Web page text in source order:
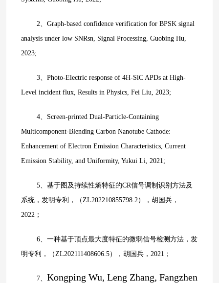
2、Graph-based confidence verification for BPSK signal
analysis under low SNRsn, Signal Processing, Guobing Hu,
2023;
3、Photo-Electric response of 4H-SiC APDs at High-
Level incident flux, Results in Physics, Fei Liu, 2023;
4、 Screen-printed Dual-Particle-Containing
Multicomponent-Blending Carbon Nanotube Cathode:
Enhancement of Electron Emission Characteristics, Current
Emission Stability, and Uniformity, Yukui Li, 2021;
5、基于图及持续性熵特征的CR信号调制识别方法及
系统，发明专利，（ZL202210855798.2），胡国兵，
2022 ；
6、一种基于顶点最大度特征的微弱信号检测方法，发
明专利，（ZL202111408606.5），胡国兵，2021 ；
7、Kongping Wu, Leng Zhang, Fangzhen